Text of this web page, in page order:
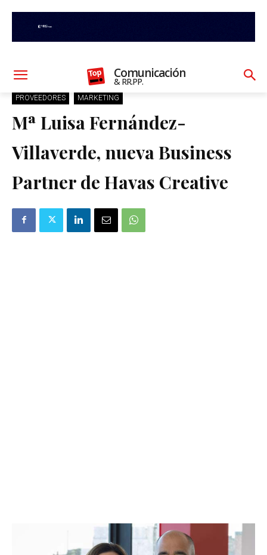
Comunicación
& RR.PP.
PROVEEDORES MARKETING
Mª Luisa Fernández-
Villaverde, nueva Business
Partner de Havas Creative